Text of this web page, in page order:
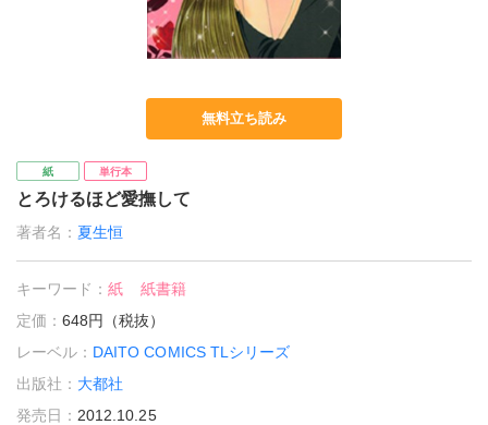
無料立ち読み
紙 単行本
とろけるほど愛撫して
著者名： 夏生恒
キーワード：紙
紙書籍
定価：648円（税抜）
レーベル： DAITO COMICS TLシリーズ
出版社： 大都社
発売日： 2012.10.25